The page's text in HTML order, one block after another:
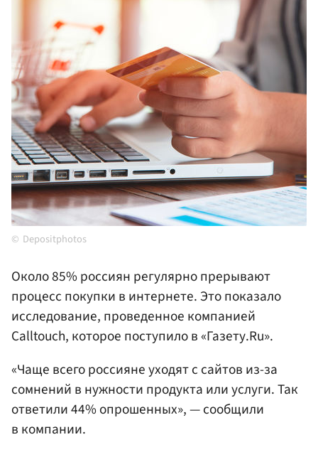
Depositphotos
Около 85% россиян регулярно прерывают
процесс покупки в интернете. Это показало
исследование, проведенное компанией
Calltouch, которое поступило в «Газету.Ru».
«Чаще всего россияне уходят с сайтов из-за
сомнений в нужности продукта или услуги. Так
ответили 44% опрошенных», — сообщили
в компании.